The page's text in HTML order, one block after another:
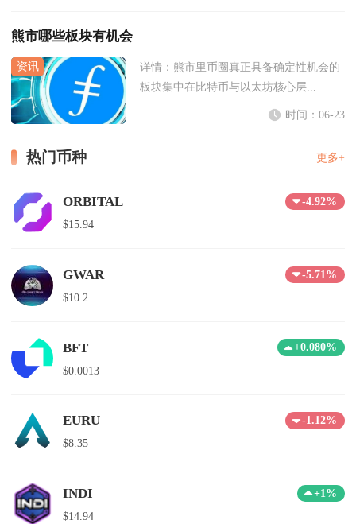
熊市哪些板块有机会
详情： 熊市里币圈真正具备确定性机会的
板块集中在比特币与以太坊核心层...
时间：06-23
热门币种 更多+
ORBITAL
-4.92%
$15.94
GWAR
-5.71%
$10.2
BFT
+0.080%
$0.0013
EURU
-1.12%
$8.35
INDI
+1%
$14.94